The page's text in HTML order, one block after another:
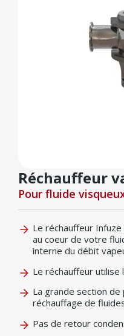
Réchauffeur
Pour fluide
Le réchauffeur
au coeur de votre
interne du débit
Le réchauffeur utilise
La grande section
réchauffage de
Pas de retour